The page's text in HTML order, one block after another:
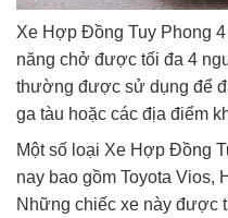
Xe Hợp Đồng Tuy Phong
năng chở được tối đa 4
thường được sử dụng để
ga tàu hoặc các địa điểm
Một số loại Xe Hợp Đồng
nay bao gồm Toyota Vios,
Những chiếc xe này được